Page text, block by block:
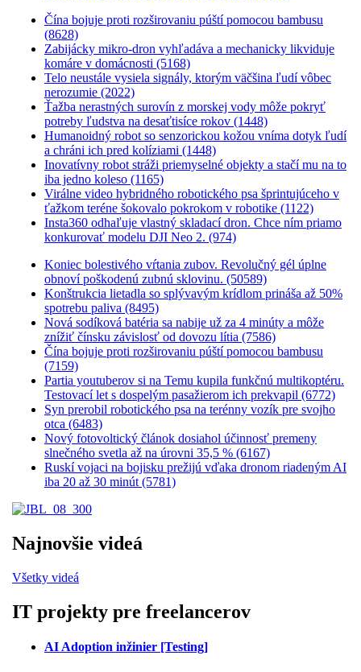
Čína bojuje proti rozširovaniu púští pomocou bambusu
(8628)
Zabijácky mikro-dron vyhľadáva a mechanicky likviduje
komáre v domácnosti (5168)
Telo neustále vysiela signály, ktorým väčšina ľudí vôbec
nerozumie (2022)
Ťažba nerastných surovín z morskej vody môže pokryť
potreby ľudstva na desaťtisíce rokov (1448)
Humanoidný robot so senzorickou kožou vníma dotyk ľudí
a chráni ich pred kolíziami (1448)
Inovatívny robot stráži priemyselné objekty a stačí mu na to
iba jedno koleso (1165)
Virálne video hybridného robotického psa šprintujúceho v
ťažkom teréne šokovalo pokrokom v robotike (1122)
Insta360 odhaľuje vlastný skladací dron. Chce ním priamo
konkurovať modelu DJI Neo 2. (974)
Koniec bolestivého vŕtania zubov. Revolučný gél úplne
obnoví poškodenú zubnú sklovinu. (50589)
Konštrukcia lietadla so splývavým krídlom prináša až 50%
spotrebu paliva (8495)
Nová sodíková batéria sa nabije už za 4 minúty a môže
znížiť čínsku závislosť od dovozu lítia (7586)
Čína bojuje proti rozširovaniu púští pomocou bambusu
(7159)
Partia youtuberov si na Temu kupila funkčnú multikoptéru.
Testovací let s dospelým pasažierom ich prekvapil (6772)
Syn prerobil robotického psa na terénny vozík pre svojho
otca (6483)
Nový fotovoltický článok dosiahol účinnosť premeny
slnečného svetla až na úrovni 35,5 % (6167)
Ruskí vojaci na bojisku prežijú vďaka dronom riadeným AI
iba 20 až 30 minút (5781)
Najnovšie videá
Všetky videá
IT projekty pre freelancerov
AI Adoption inžinier [Testing]